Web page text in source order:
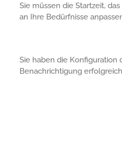
Sie müssen die Startzeit,
an Ihre Bedürfnisse
Sie haben die Konfiguration
Benachrichtigung